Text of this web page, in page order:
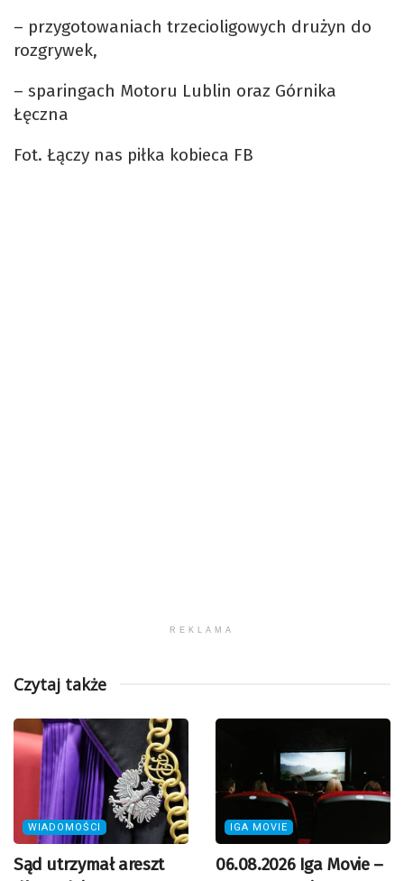
– przygotowaniach trzecioligowych drużyn do
rozgrywek,
– sparingach Motoru Lublin oraz Górnika
Łęczna
Fot. Łączy nas piłka kobieca FB
REKLAMA
Czytaj także
WIADOMOŚCI
Sąd utrzymał areszt
IGA MOVIE
06.08.2026 Iga Movie –